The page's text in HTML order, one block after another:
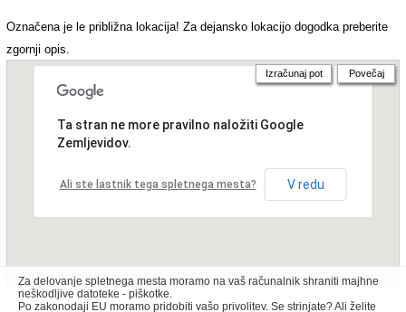
Označena je le približna lokacija! Za dejansko lokacijo dogodka preberite
zgornji opis.
Ta stran ne more pravilno naložiti Google
Zemljevidov.
Ali ste lastnik tega spletnega mesta? V redu
Izračunaj pot Povečaj
Za delovanje spletnega mesta moramo na vaš računalnik shraniti majhne
neškodljive datoteke - piškotke.
Po zakonodaji EU moramo pridobiti vašo privolitev. Se strinjate? Ali želite